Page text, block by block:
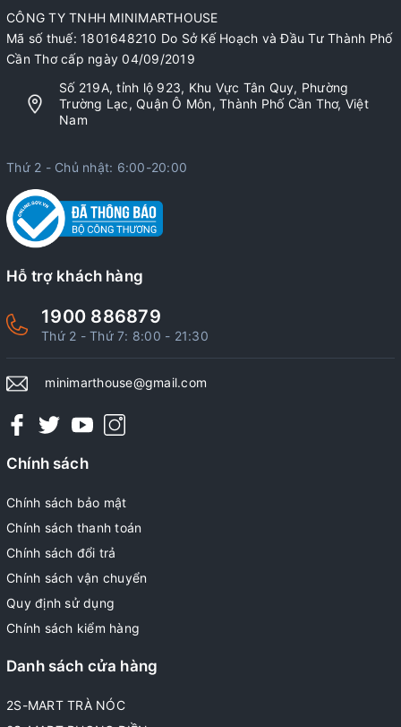
CÔNG TY TNHH MINIMARTHOUSE
Mã số thuế: 1801648210 Do Sở Kế Hoạch và Đầu Tư Thành Phố
Cần Thơ cấp ngày 04/09/2019
Số 219A, tỉnh lộ 923, Khu Vực Tân Quy, Phường
Trường Lạc, Quận Ô Môn, Thành Phố Cần Thơ, Việt
Nam
Thứ 2 - Chủ nhật: 6:00-20:00
Hỗ trợ khách hàng
1900 886879
Thứ 2 - Thứ 7: 8:00 - 21:30
minimarthouse@gmail.com
Chính sách
Chính sách bảo mật
Chính sách thanh toán
Chính sách đổi trả
Chính sách vận chuyển
Quy định sử dụng
Chính sách kiểm hàng
Danh sách cửa hàng
2S-MART TRÀ NÓC